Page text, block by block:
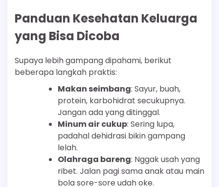
Panduan Kesehatan Keluarga
yang Bisa Dicoba
Supaya lebih gampang dipahami, berikut
beberapa langkah praktis:
Makan seimbang: Sayur, buah,
protein, karbohidrat secukupnya.
Jangan ada yang ditinggal.
Minum air cukup: Sering lupa,
padahal dehidrasi bikin gampang
lelah.
Olahraga bareng: Nggak usah yang
ribet. Jalan pagi sama anak atau main
bola sore-sore udah oke.